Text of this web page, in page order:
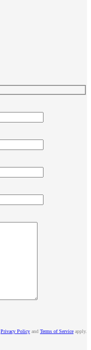
Privacy Policy and Terms of Service apply.